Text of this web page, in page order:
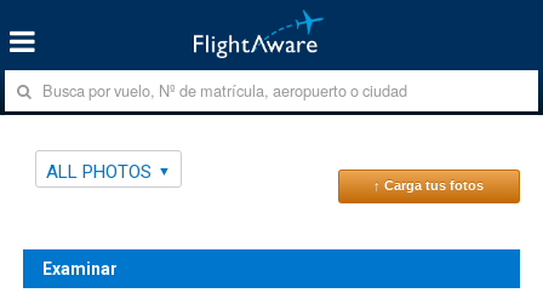
ALL PHOTOS
↑ Carga tus fotos
Examinar